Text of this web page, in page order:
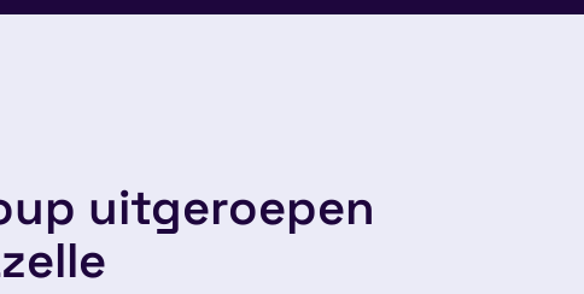
uitgeroepen